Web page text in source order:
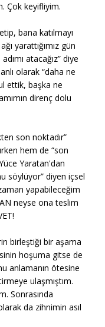
Çok keyifliyim.
bana katılmayı
yarattığımız gün
atacağız” diye
olarak “daha ne
ettik, başka ne
direnç dolu
son noktadır”
hem de “son
Yaratan'dan
söylüyor” diyen içsel
yapabileceğim
neyse ona teslim
birleştiği bir aşama
hoşuma gitse de
anlamanın ötesine
ulaşmıştım.
Sonrasında
da zihnimin asıl